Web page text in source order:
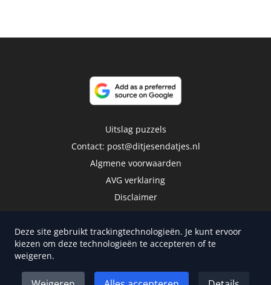
Uitslag puzzels
Contact: post@ditjesendatjes.nl
Algmene voorwaarden
AVG verklaring
Disclaimer
Deze site gebruikt trackingtechnologieën. Je kunt ervoor
kiezen om deze technologieën te accepteren of te
weigeren.